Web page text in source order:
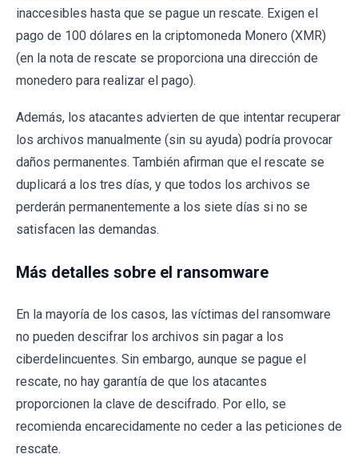
inaccesibles hasta que se pague un rescate. Exigen el
pago de 100 dólares en la criptomoneda Monero (XMR)
(en la nota de rescate se proporciona una dirección de
monedero para realizar el pago).
Además, los atacantes advierten de que intentar recuperar
los archivos manualmente (sin su ayuda) podría provocar
daños permanentes. También afirman que el rescate se
duplicará a los tres días, y que todos los archivos se
perderán permanentemente a los siete días si no se
satisfacen las demandas.
Más detalles sobre el ransomware
En la mayoría de los casos, las víctimas del ransomware
no pueden descifrar los archivos sin pagar a los
ciberdelincuentes. Sin embargo, aunque se pague el
rescate, no hay garantía de que los atacantes
proporcionen la clave de descifrado. Por ello, se
recomienda encarecidamente no ceder a las peticiones de
rescate.